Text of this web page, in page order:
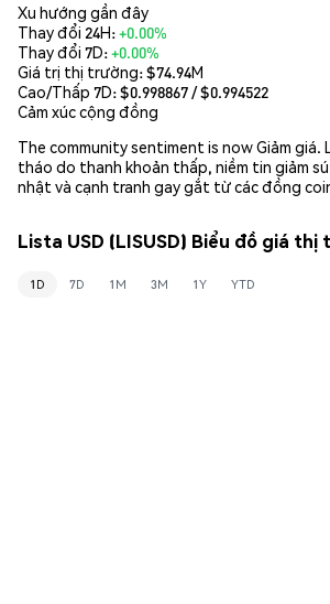
Xu hướng gần đây
Thay đổi 24H:+0.00%
Thay đổi 7D:+0.00%
Giá trị thị trường:$74.94M
Cao/Thấp 7D: $0.998867/ $0.994522
Cảm xúc cộng đồng
The community sentiment is now Giảm giá.
tháo do thanh khoản thấp, niềm tin giảm
nhật và cạnh tranh gay gắt từ các đồng
Lista USD (LISUSD) Biểu đồ giá
1D 7D 1M 3M 1Y YTD